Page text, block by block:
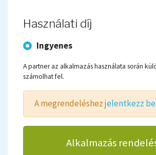
Használati díj
Ingyenes
A partner az alkalmazás használata során
számolhat fel.
A megrendeléshezjelentkezz be
Alkalmazás